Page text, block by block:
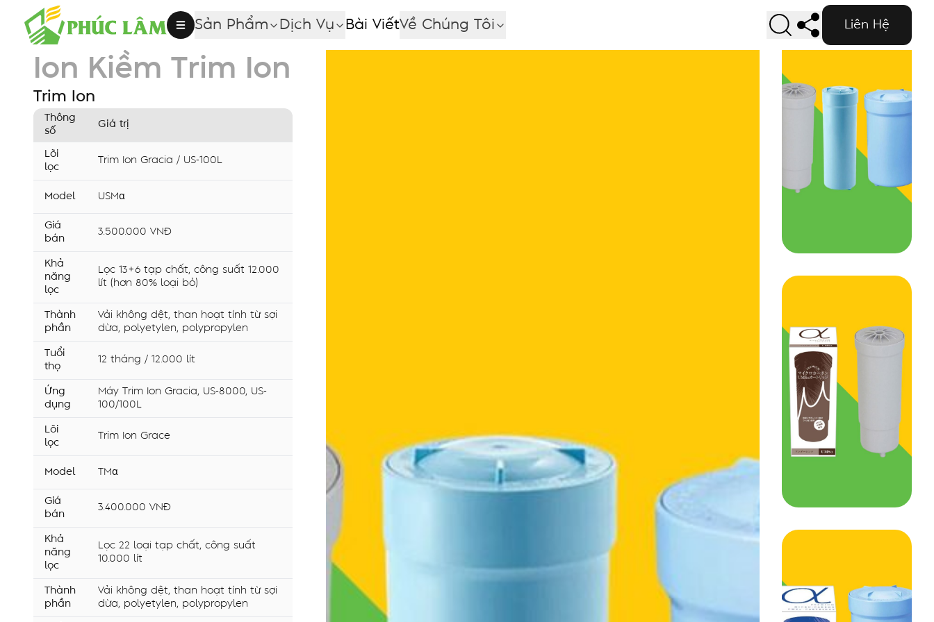
Sản Phẩm Dịch Vụ Bài ViếtVề Chúng Tôi
Liên Hệ
Lõi Lọc Nước
Ion Kiềm Trim Ion
Trim Ion
Thông
số
Giá trị
Lõi
lọc
Trim Ion Gracia / US-100L
Model USMα
Giá
bán
3.500.000 VNĐ
Khả
năng
lọc
Lọc 13+6 tạp chất, công suất 12.000
lít (hơn 80% loại bỏ)
Thành
phần
Vải không dệt, than hoạt tính từ sợi
dừa, polyetylen, polypropylen
Tuổi
thọ
12 tháng / 12.000 lít
Ứng
dụng
Máy Trim Ion Gracia, US-8000, US-
100/100L
Lõi
lọc
Trim Ion Grace
Model TMα
Giá
bán
3.400.000 VNĐ
Khả
năng
lọc
Lọc 22 loại tạp chất, công suất
10.000 lít
Thành
phần
Vải không dệt, than hoạt tính từ sợi
dừa, polyetylen, polypropylen